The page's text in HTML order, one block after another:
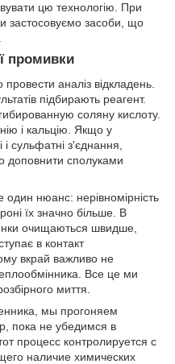
цю технологію. При
застосовуємо засоби, що
промивки
аналіз відкладень.
підбирають реагент.
соляну кислоту.
і кальцію. Якщо у
і сульфатні з'єднання,
доповнити сполуками
нюанс: нерівномірність
їх значно більше. В
очищаються швидше,
в контакт
вкрай важливо не
Все це ми
миття.
мы прогоняем
пока не убедимся в
процесс контролируется с
наличие химических